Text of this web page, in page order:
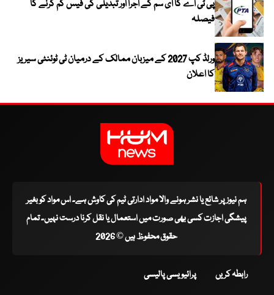
پی ٹی اے کا ای سم کے اجرا اور تبدیلی کی فیس کم کرنے کا
فیصلہ
ورلڈ کپ 2027 کے میزبان ممالک کے درمیان ٹی ٹوئنٹی سیریز
کا اعلان
ہم نیوز پر شائع یا نشر ہونے والا مواد ادارتی ٹیم کی کاوش ہے۔ اس مواد کو بغیر
پیشگی اجازت کسی بھی صورت میں استعمال یا نقل کرنا درست نہیں۔ تمام
حقوق محفوظ ہیں © 2026
رابطہ کریں پرائیویسی پالیسی